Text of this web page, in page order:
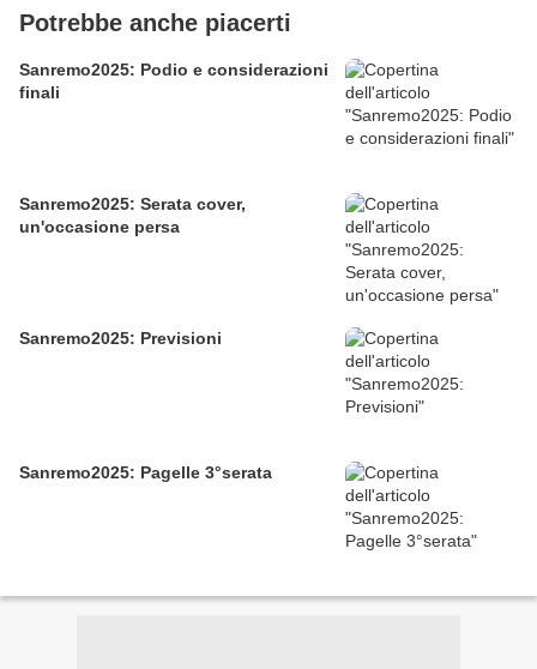
Potrebbe anche piacerti
Sanremo2025: Podio e considerazioni
finali
Sanremo2025: Serata cover,
un'occasione persa
Sanremo2025: Previsioni
Sanremo2025: Pagelle 3°serata